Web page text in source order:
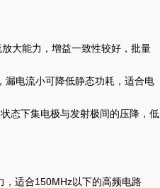
大能力，增益一致性较好，批量
漏电流小可降低静态功耗，适合电
态下集电极与发射极间的压降，低
，适合150MHz以下的高频电路